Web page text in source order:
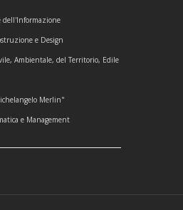
dell'Informazione
e Design
Ambientale, del Territorio, Edile
Merlin"
e Management